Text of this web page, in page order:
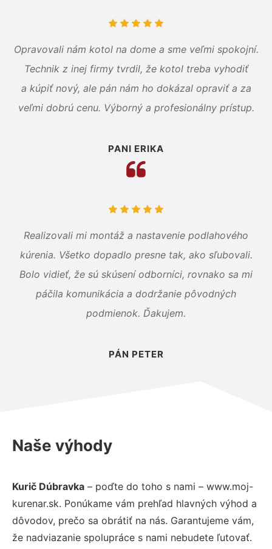
Opravovali nám kotol na dome a sme veľmi spokojní.
Technik z inej firmy tvrdil, že kotol treba vyhodiť
a kúpiť nový, ale pán nám ho dokázal opraviť a za
veľmi dobrú cenu. Výborný a profesionálny prístup.
PANI ERIKA
Realizovali mi montáž a nastavenie podlahového
kúrenia. Všetko dopadlo presne tak, ako sľubovali.
Bolo vidieť, že sú skúsení odborníci, rovnako sa mi
páčila komunikácia a dodržanie pôvodných
podmienok. Ďakujem.
PÁN PETER
Naše výhody
Kurič Dúbravka – poďte do toho s nami – www.moj-
kurenar.sk. Ponúkame vám prehľad hlavných výhod a
dôvodov, prečo sa obrátiť na nás. Garantujeme vám,
že nadviazanie spolupráce s nami nebudete ľutovať.